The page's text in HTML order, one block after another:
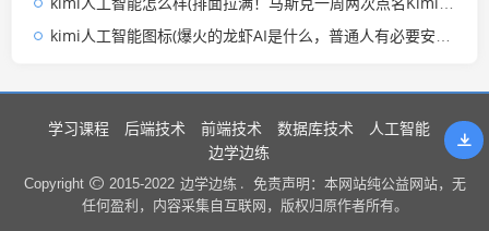
kimi人工智能图标(爆火的龙虾AI是什么，普通人有必要安装，有用吗？)
学习课程 后端技术 前端技术 数据库技术
人工智能
边学边练
Copyright 2015-2022 边学边练 .
免责声明：本网站纯公益网站，无
任何盈利，内容采集自互联网，版权归原作者所有。